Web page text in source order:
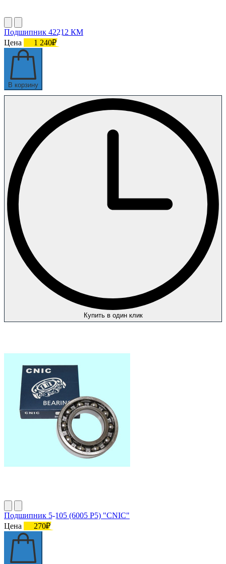
Подшипник 42212 КМ
Цена
1 240₽
В корзину
Купить в один клик
Подшипник 5-105 (6005 P5) "CNIC"
Цена
270₽